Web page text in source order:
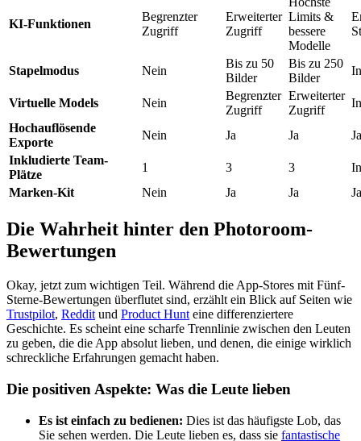
KI-Funktionen
Begrenzter
Zugriff
Erweiterter
Zugriff
Limits &
bessere
Modelle
Stapelmodus Nein
Bis zu 50
Bilder
Bis zu 250
Bilder
Virtuelle Models Nein
Begrenzter
Zugriff
Erweiterter
Zugriff
Hochauflösende
Exporte
Nein Ja Ja
Ja
Inkludierte Team-
Plätze
1 3 3
Marken-Kit
Nein Ja Ja Ja
Die Wahrheit hinter den Photoroom-
Bewertungen
Okay, jetzt zum wichtigen Teil. Während die App-Stores mit Fünf-
Sterne-Bewertungen überflutet sind, erzählt ein Blick auf Seiten wie
Trustpilot, Reddit und Product Hunt eine differenziertere
Geschichte. Es scheint eine scharfe Trennlinie zwischen den Leuten
zu geben, die die App absolut lieben, und denen, die einige wirklich
schreckliche Erfahrungen gemacht haben.
Die positiven Aspekte: Was die Leute lieben
Es ist einfach zu bedienen: Dies ist das häufigste Lob, das
Sie sehen werden. Die Leute lieben es, dass sie fantastische